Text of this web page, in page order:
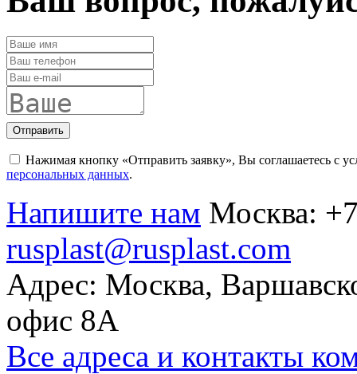
Отправить
Нажимая кнопку «Отправить заявку», Вы соглашаетесь с
персональных данных.
Напишите нам Москва:
rusplast@rusplast.com
Адрес: Москва,
офис 8А
Все адреса и контакты